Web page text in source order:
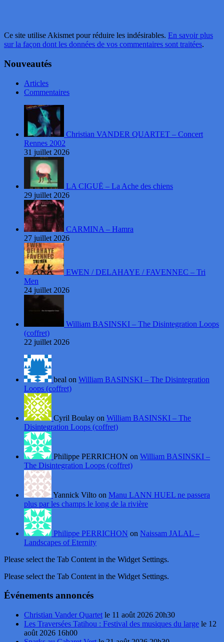
Ce site utilise Akismet pour réduire les indésirables. En savoir plus
sur la façon dont les données de vos commentaires sont traitées.
Nouveautés
Articles
Commentaires
Christian VANDER QUARTET – Concert
Rennes 2002
31 juillet 2026
LA CIGUË – La Ache des chiens
29 juillet 2026
CARMINA – Hamra
27 juillet 2026
EWEN / DELAHAYE / FAVENNEC – Tri
Men
24 juillet 2026
William BASINSKI – The Disintegration Loops
(coffret)
22 juillet 2026
beal on William BASINSKI – The Disintegration
Loops (coffret)
Cyril Boulay on William BASINSKI – The
Disintegration Loops (coffret)
Philippe PERRICHON on William BASINSKI –
The Disintegration Loops (coffret)
Yannick Vilto on Manu LANN HUEL ne passera
plus par les champs le long de la rivière
Philippe PERRICHON on Naissam JALAL –
Landscapes of Eternity
Please select the Tab Content in the Widget Settings.
Please select the Tab Content in the Widget Settings.
Événements annoncés
Christian Vander Quartet le 11 août 2026 20h30
Les Traversées Tatihou : Festival des musiques du large le 12
août 2026 16h00